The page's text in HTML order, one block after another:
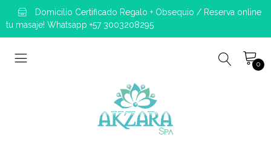
Domicilio Certificado Regalo + Obsequio / Reserva online
tu masaje! Whatsapp +57 3003208295
0